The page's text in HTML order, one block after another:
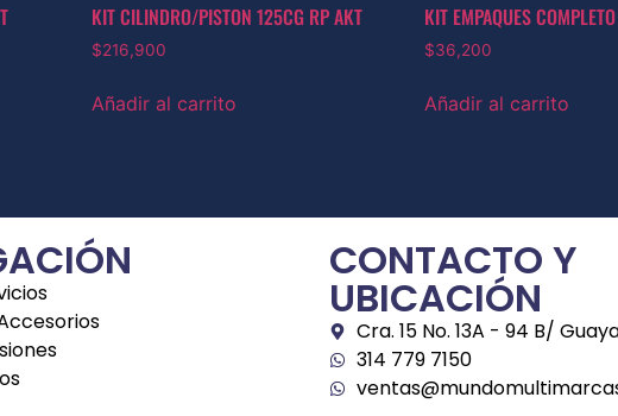
KIT CILINDRO/PISTON 125CG RP AKT
$216,900
Añadir al carrito
KIT EMPAQUES
$36,200
Añadir al carrito
CONTACTO Y
UBICACIÓN
Cra. 15 No. 13A - 94 B/
314 779 7150